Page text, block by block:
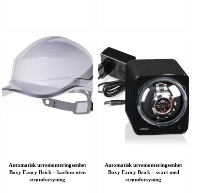
Automatisk urremonteringsenhet
Boxy Fancy Brick – karbon uten
strømforsyning
Automatisk urremonteringsenhet
Boxy Fancy Brick – svart med
strømforsyning